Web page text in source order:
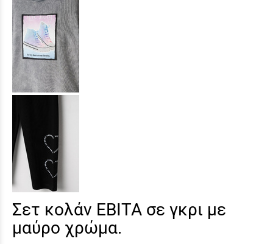
Σετ κολάν ΕΒΙΤΑ σε γκρι με
μαύρο χρώμα.